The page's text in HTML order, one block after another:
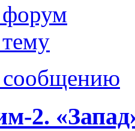
сообщению
2.